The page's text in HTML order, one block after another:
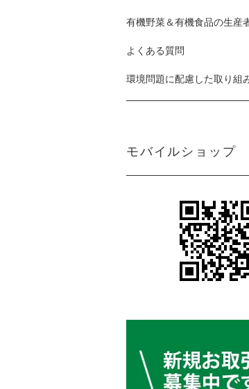
有機野菜＆有機食品の生産
よくある質問
環境問題に配慮した取り組
モバイルショップ